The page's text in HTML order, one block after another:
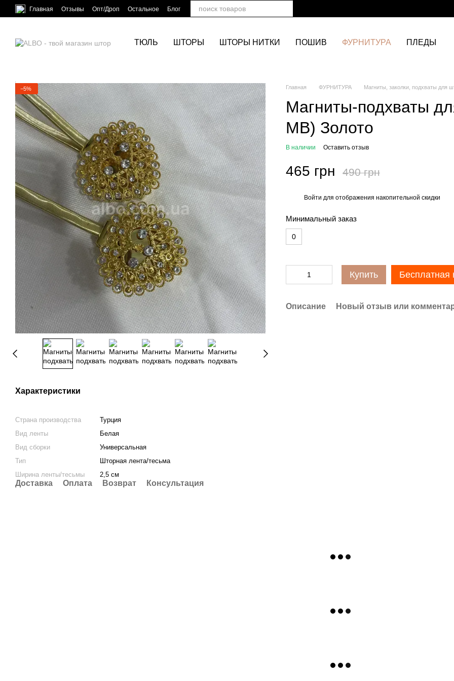
Перейти к основному контенту
Главная Отзывы Опт/Дроп Остальное Блог
ТЮЛЬ ШТОРЫ ШТОРЫ НИТКИ ПОШИВ ФУРНИТУРА ПЛЕДЫ
−5%
Характеристики
Страна производства
Турция
Вид ленты
Белая
Вид сборки
Универсальная
Тип
Шторная лента/тесьма
Ширина ленты/тесьмы
2,5 см
Доставка Оплата Возврат Консультация
Главная ФУРНИТУРА Магниты, заколки, подхваты для
Магниты-подхваты
MB) Золото
В наличии Оставить отзыв
465 грн 490 грн
Войти для отображения накопительной скидки
Минимальный заказ
0
Купить Бесплатная
Описание Новый отзыв или